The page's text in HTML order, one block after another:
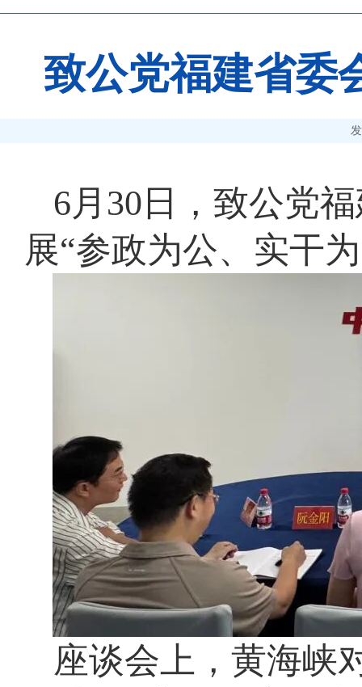
致公党福建省委
6月30日，致公党
展“参政为公、实干
座谈会上，黄海峡